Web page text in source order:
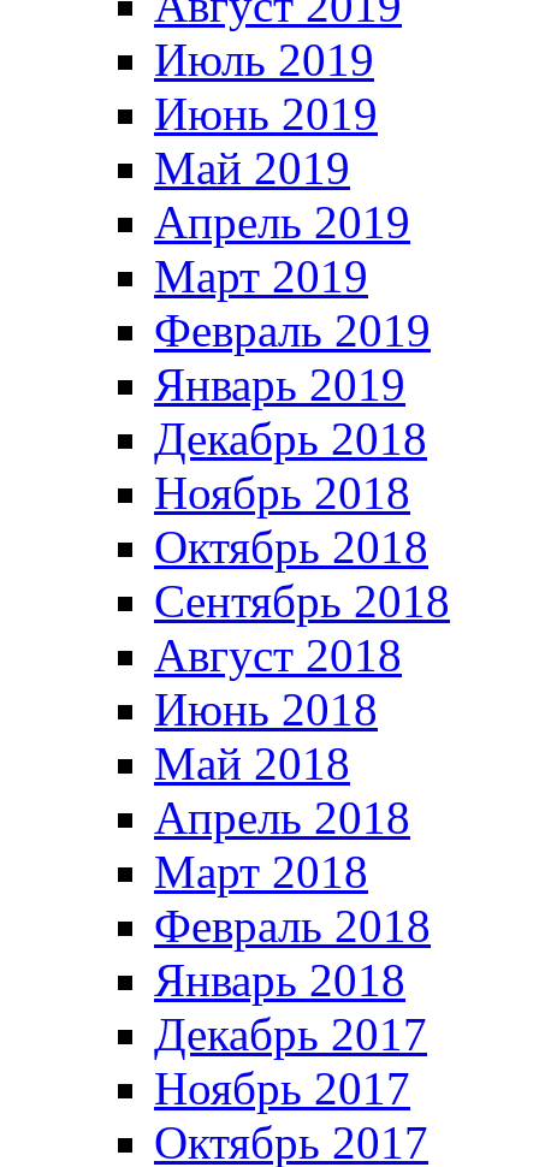
Июль 2019
Июнь 2019
Май 2019
Апрель 2019
Март 2019
Февраль 2019
Январь 2019
Декабрь 2018
Ноябрь 2018
Октябрь 2018
Сентябрь 2018
Август 2018
Июнь 2018
Май 2018
Апрель 2018
Март 2018
Февраль 2018
Январь 2018
Декабрь 2017
Ноябрь 2017
Октябрь 2017